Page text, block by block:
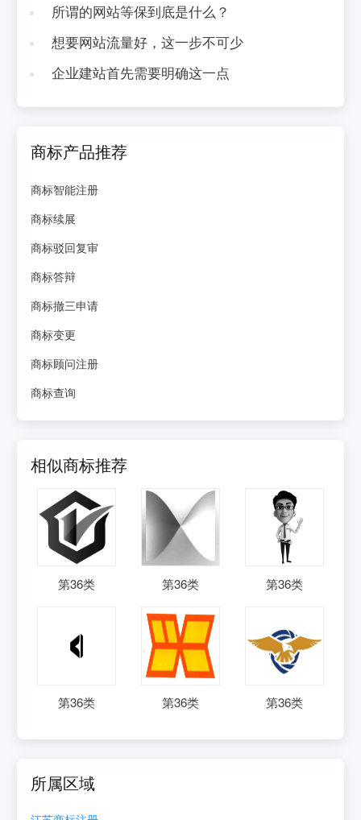
所谓的网站等保到底是什么？
想要网站流量好，这一步不可少
企业建站首先需要明确这一点
商标产品推荐
商标智能注册
商标续展
商标驳回复审
商标答辩
商标撤三申请
商标变更
商标顾问注册
商标查询
相似商标推荐
第36类 第36类 第36类
第36类 第36类 第36类
所属区域